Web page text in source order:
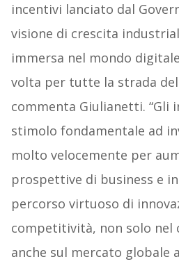
incentivi lanciato dal
visione di crescita
immersa nel mondo
volta per tutte la strada
commenta Giulianetti. “Gli
stimolo fondamentale ad
molto velocemente per
prospettive di business e
percorso virtuoso di
competitività, non solo nel
anche sul mercato globale